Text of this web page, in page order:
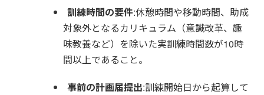
訓練時間の要件:休憩時間や移動時間、助成
対象外となるカリキュラム（意識改革、趣
味教養など）を除いた実訓練時間数が10時
間以上であること。
事前の計画届提出:訓練開始日から起算して